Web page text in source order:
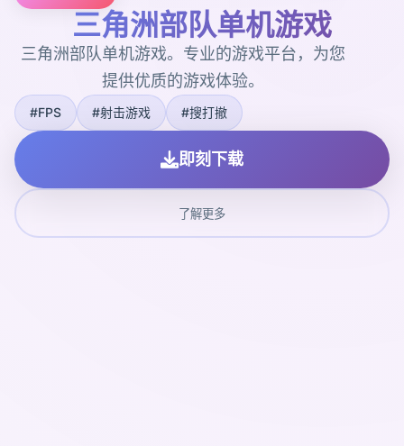
三角洲部队单机游戏
三角洲部队单机游戏。专业的游戏平台，为您
提供优质的游戏体验。
#FPS #射击游戏 #搜打撤
即刻下载
了解更多